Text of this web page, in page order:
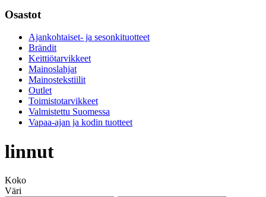
Osastot
Ajankohtaiset- ja sesonkituotteet
Brändit
Keittiötarvikkeet
Mainoslahjat
Mainostekstiilit
Outlet
Toimistotarvikkeet
Valmistettu Suomessa
Vapaa-ajan ja kodin tuotteet
linnut
Koko
Väri